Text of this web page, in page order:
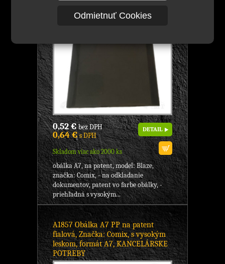
Odmietnuť Cookies
0,52 €bez DPH
0,64 €s DPH
Skladom viac ako 2000 ks
DETAIL
obálka A7, na patent, model: Blaze,
značka: Comix, - na odkladanie
dokumentov, patent vo farbe obálky, -
priehľadná s vysokým...
A1857 Obálka A7 PP na patent
fialová, Značka: Comix, s vysokým
leskom, formát A7, KANCELÁRSKE
POTREBY